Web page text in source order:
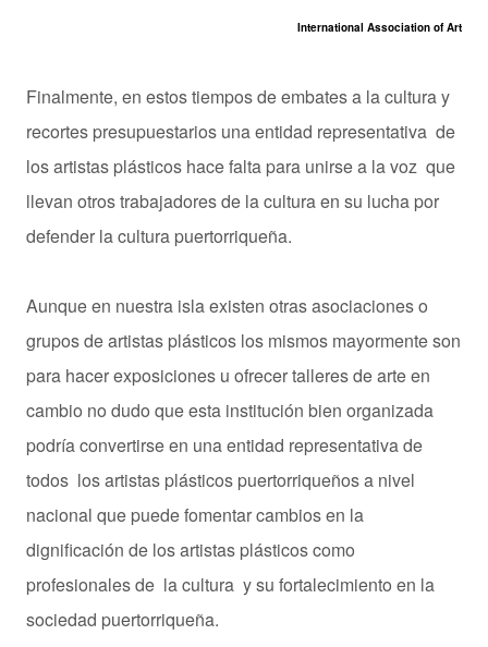
International Association of Art
Finalmente, en estos tiempos de embates a la cultura y
recortes presupuestarios una entidad representativa de
los artistas plásticos hace falta para unirse a la voz que
llevan otros trabajadores de la cultura en su lucha por
defender la cultura puertorriqueña.
Aunque en nuestra isla existen otras asociaciones o
grupos de artistas plásticos los mismos mayormente son
para hacer exposiciones u ofrecer talleres de arte en
cambio no dudo que esta institución bien organizada
podría convertirse en una entidad representativa de
todos los artistas plásticos puertorriqueños a nivel
nacional que puede fomentar cambios en la
dignificación de los artistas plásticos como
profesionales de la cultura y su fortalecimiento en la
sociedad puertorriqueña.